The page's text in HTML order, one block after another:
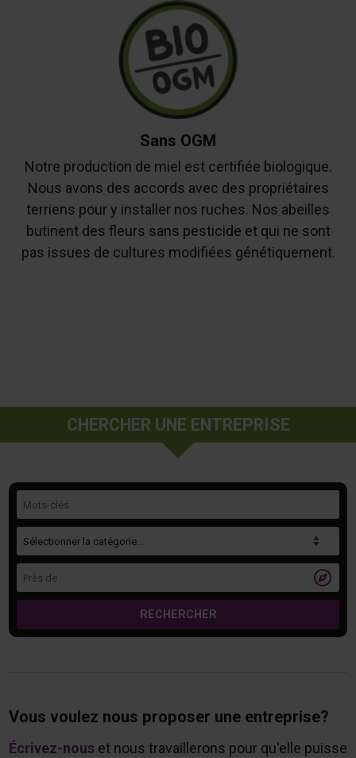
Sans OGM
Notre production de miel est certifiée biologique.
Nous avons des accords avec des propriétaires
terriens pour y installer nos ruches. Nos abeilles
butinent des fleurs sans pesticide et qui ne sont
pas issues de cultures modifiées génétiquement.
CHERCHER UNE ENTREPRISE

RECHERCHER
Vous voulez nous proposer une entreprise?
Écrivez-nouset nous travaillerons pour qu'elle puisse